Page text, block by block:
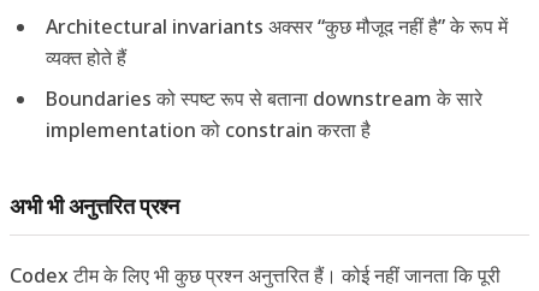
Architectural invariants अक्सर “कुछ मौजूद नहीं है” के रूप में
व्यक्त होते हैं
Boundaries को स्पष्ट रूप से बताना downstream के सारे
implementation को constrain करता है
अभी भी अनुत्तरित प्रश्न
Codex टीम के लिए भी कुछ प्रश्न अनुत्तरित हैं। कोई नहीं जानता कि पूरी